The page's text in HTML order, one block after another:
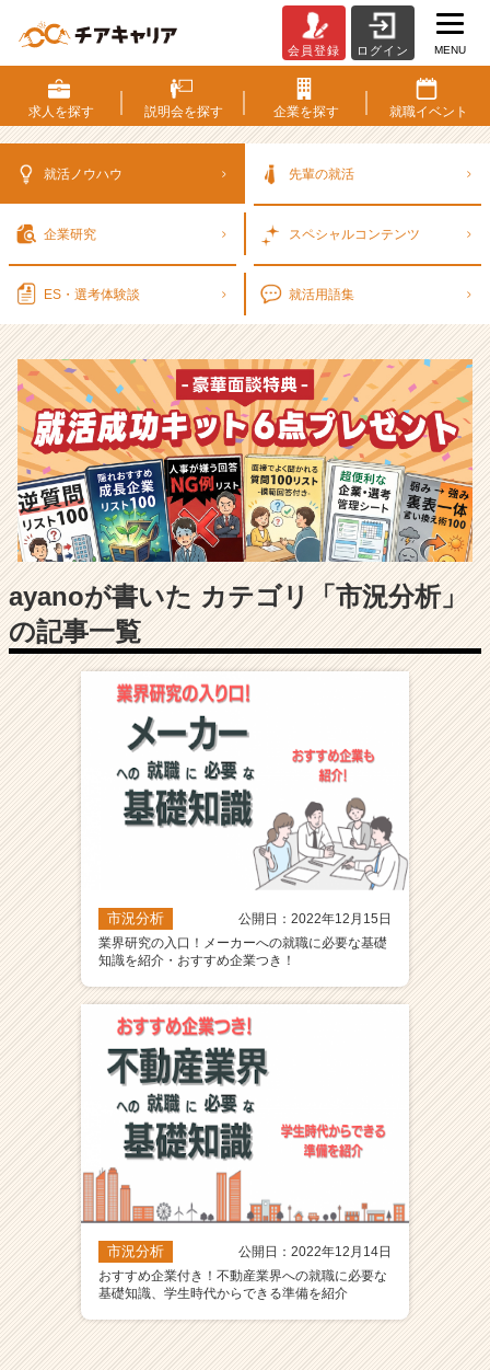
考
対
策・
ウ
ベ
ン
チ
ャ
ー・
成
長
企
業
か
ら
ス
ウ
が
届
く
就
活
サ
ャ
ア
（C
h
e
e
r
C
a
e
会員登録 ログイン MENU
求人を探す 説明会を探す 企業を探す 就職イベント
就活ノウハウ 先輩の就活
企業研究 スペシャルコンテンツ
ES・選考体験談 就活用語集
ayanoが書いた カテゴリ「市況分析」
の記事一覧
市況分析
公開日：2022年12月15日
業界研究の入口！メーカーへの就職に必要な基礎
知識を紹介・おすすめ企業つき！
市況分析
公開日：2022年12月14日
おすすめ企業付き！不動産業界への就職に必要な
基礎知識、学生時代からできる準備を紹介